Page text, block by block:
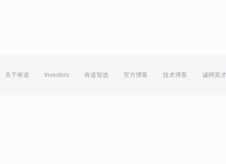
关于有道 Investors 有道智选 官方博客 技术博客 诚聘英才